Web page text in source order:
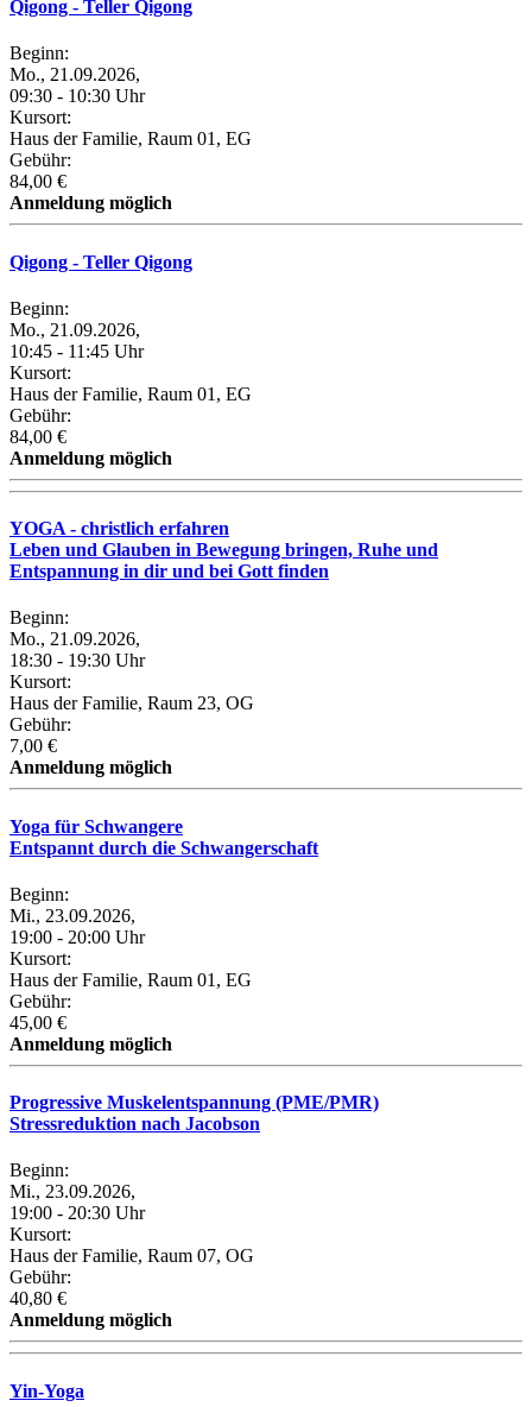
Qigong - Teller Qigong
Beginn:
Mo., 21.09.2026,
09:30 - 10:30 Uhr
Kursort:
Haus der Familie, Raum 01, EG
Gebühr:
84,00 €
Anmeldung möglich
Qigong - Teller Qigong
Beginn:
Mo., 21.09.2026,
10:45 - 11:45 Uhr
Kursort:
Haus der Familie, Raum 01, EG
Gebühr:
84,00 €
Anmeldung möglich
YOGA - christlich erfahren
Leben und Glauben in Bewegung bringen, Ruhe und
Entspannung in dir und bei Gott finden
Beginn:
Mo., 21.09.2026,
18:30 - 19:30 Uhr
Kursort:
Haus der Familie, Raum 23, OG
Gebühr:
7,00 €
Anmeldung möglich
Yoga für Schwangere
Entspannt durch die Schwangerschaft
Beginn:
Mi., 23.09.2026,
19:00 - 20:00 Uhr
Kursort:
Haus der Familie, Raum 01, EG
Gebühr:
45,00 €
Anmeldung möglich
Progressive Muskelentspannung (PME/PMR)
Stressreduktion nach Jacobson
Beginn:
Mi., 23.09.2026,
19:00 - 20:30 Uhr
Kursort:
Haus der Familie, Raum 07, OG
Gebühr:
40,80 €
Anmeldung möglich
Yin-Yoga